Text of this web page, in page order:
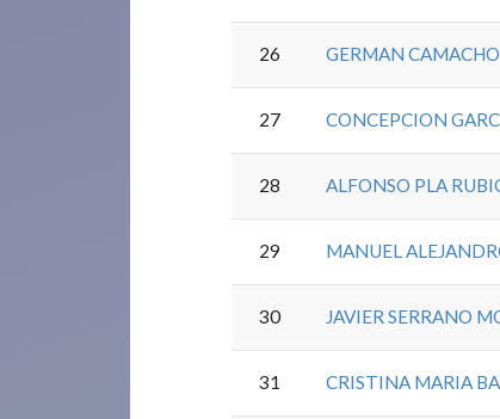
26 GERMAN CAMACHO
27 CONCEPCION
28 ALFONSO PLA
29 MANUEL
30 JAVIER SERRANO
31 CRISTINA MARIA